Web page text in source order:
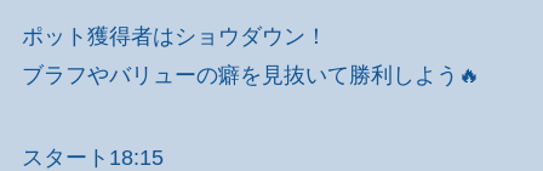
ポット獲得者はショウダウン！
ブラフやバリューの癖を見抜いて勝利しよう🔥
スタート18:15